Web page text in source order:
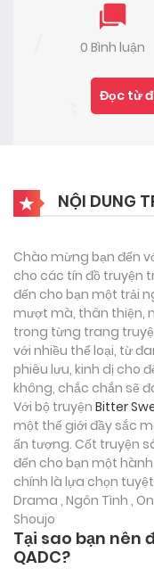
0 Bình luận
Đọc từ
NỘI DUNG
Chào mừng bạn đến
cho các tín đồ truyện
đến cho bạn một trải
mượt mà, thân thiện,
trong từng trang
với nhiều thể loại, từ
phiêu lưu, kinh dị cho
không, chắc chắn sẽ
Với bộ truyện Bitter
một thế giới đầy sắc
ấn tượng. Cốt truyện
đến cho bạn một
chính là lựa chọn
Drama , Ngôn Tình ,
Shoujo
Tại sao bạn nên
QADC?